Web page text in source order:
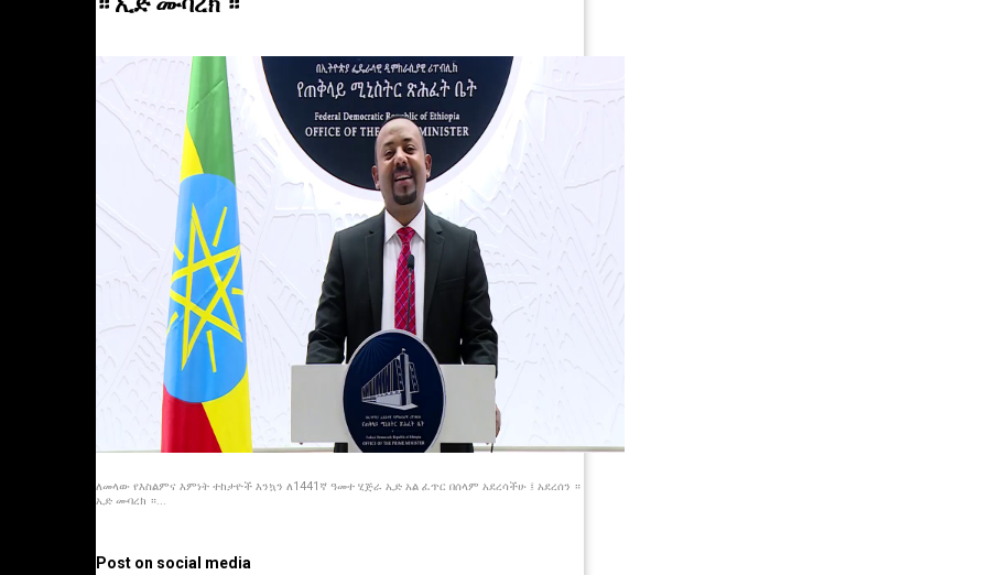
ለመላው የእስልምና እምነት ተከታዮች እንኳን ለ1441ኛ ዓመተ ሂጅራ ኢድ አል ፈጥር በሰላም አደረሳችሁ ፤ አደረሰን ።
ኢድ ሙባረክ ።...
Post on social media